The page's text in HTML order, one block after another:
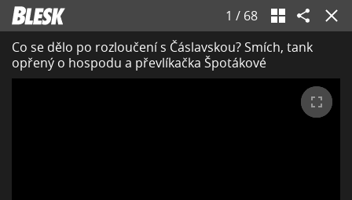
1 / 68
Co se dělo po rozloučení s Čáslavskou? Smích, tank
opřený o hospodu a převlíkačka Špotákové